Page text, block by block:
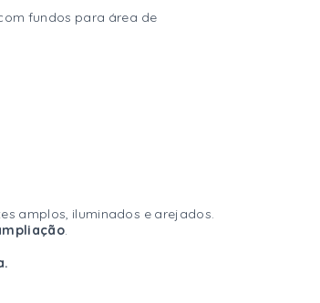
fundos para área de
amplos, iluminados e arejados.
.